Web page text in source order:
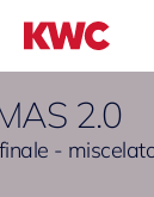
2.0
-